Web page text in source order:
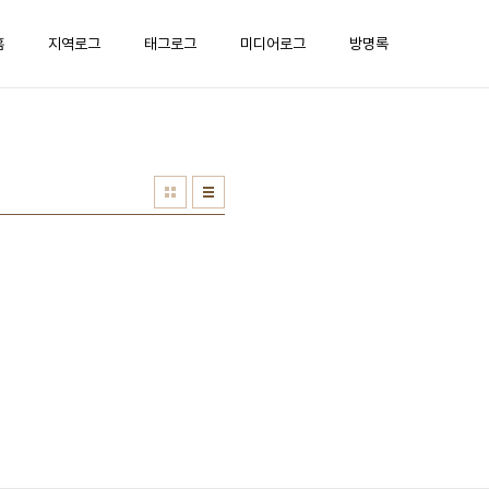
지역로그 태그로그 미디어로그 방명록